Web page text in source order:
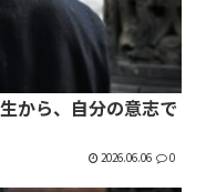
から、自分の意志で
2026.06.06 0